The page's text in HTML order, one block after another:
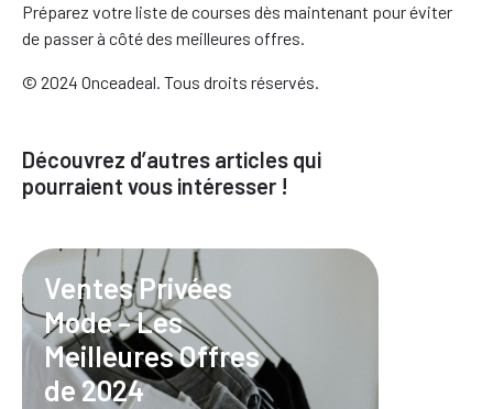
Préparez votre liste de courses dès maintenant pour éviter
de passer à côté des meilleures offres.
© 2024 Onceadeal. Tous droits réservés.
Découvrez d’autres articles qui
pourraient vous intéresser !
Ventes Privées
Mode – Les
Meilleures Offres
de 2024